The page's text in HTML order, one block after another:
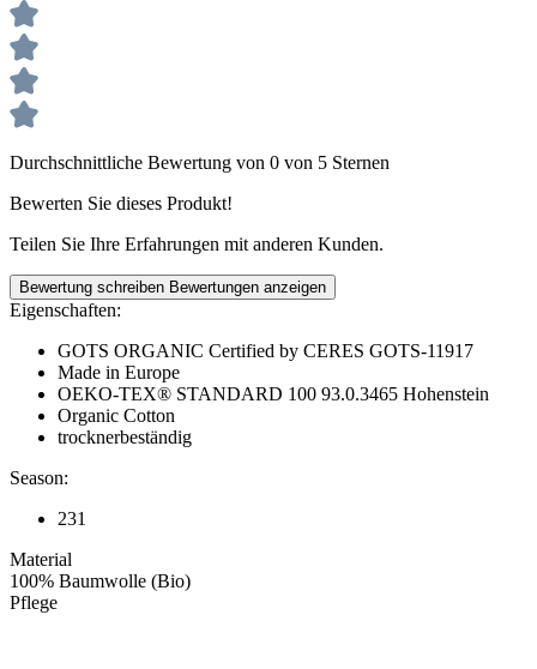
Durchschnittliche Bewertung von 0 von 5 Sternen
Bewerten Sie dieses Produkt!
Teilen Sie Ihre Erfahrungen mit anderen Kunden.
Bewertung schreiben Bewertungen anzeigen
Eigenschaften:
GOTS ORGANIC Certified by CERES GOTS-11917
Made in Europe
OEKO-TEX® STANDARD 100 93.0.3465 Hohenstein
Organic Cotton
trocknerbeständig
Season:
231
Material
100% Baumwolle (Bio)
Pflege